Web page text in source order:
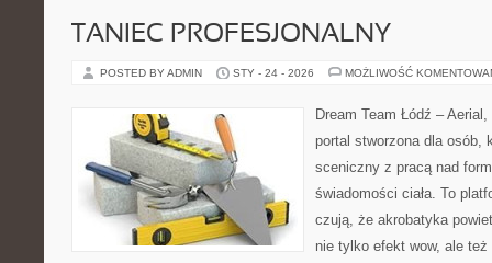
TANIEC PROFESJONALNY
POSTED BY ADMIN STY - 24 - 2026 MOŻLIWOŚĆ
Dream Team Łódź –
portal stworzona dla osób,
sceniczny z pracą nad
świadomości ciała. To
czują, że akrobatyka
nie tylko efekt wow, ale